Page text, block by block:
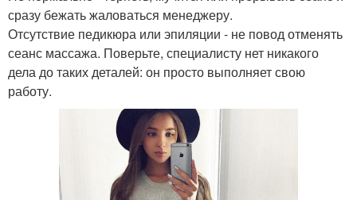
сразу бежать жаловаться менеджеру.
Отсутствие педикюра или эпиляции - не повод отменять
сеанс массажа. Поверьте, специалисту нет никакого
дела до таких деталей: он просто выполняет свою
работу.